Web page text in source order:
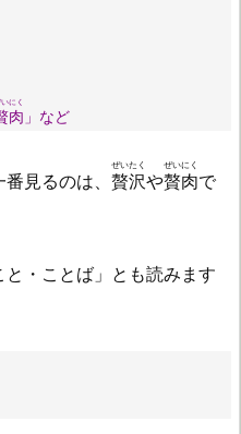
肉
にく
」など
見るのは、 贅沢
ぜいたく
や贅肉
ぜいにく
で
と・ことば」とも読みます